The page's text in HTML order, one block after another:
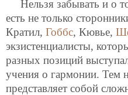
Нельзя забывать и о
есть не только
Кратил, Гоббс, Кювье,
экзистенциалисты,
разных позиций
учения о гармонии. Тем
представляет собой